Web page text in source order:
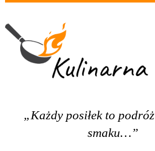
„Każdy posiłek to
smaku…”